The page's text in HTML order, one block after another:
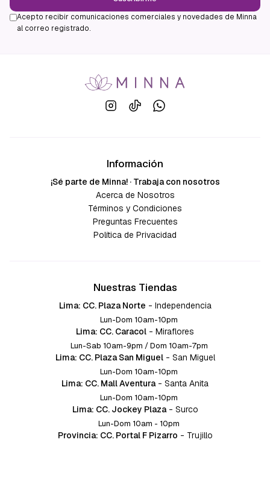
Acepto recibir comunicaciones comerciales y novedades de Minna
al correo registrado.
Información
¡Sé parte de Minna! · Trabaja con nosotros
Acerca de Nosotros
Términos y Condiciones
Preguntas Frecuentes
Política de Privacidad
Nuestras Tiendas
Lima: CC. Plaza Norte - Independencia
Lun-Dom 10am-10pm
Lima: CC. Caracol - Miraflores
Lun-Sab 10am-9pm / Dom 10am-7pm
Lima: CC. Plaza San Miguel - San Miguel
Lun-Dom 10am-10pm
Lima: CC. Mall Aventura - Santa Anita
Lun-Dom 10am-10pm
Lima: CC. Jockey Plaza - Surco
Lun-Dom 10am - 10pm
Provincia: CC. Portal F Pizarro - Trujillo